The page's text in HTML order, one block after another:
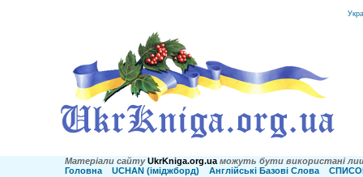
Матеріали сайту UkrKniga.org.ua можуть бути використані
Головна
UCHAN (іміджборд) Англійські Базові Слова